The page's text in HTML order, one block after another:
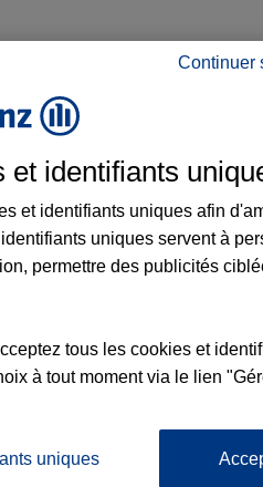
aux alentours :
Continuer
et identifiants
et identifiants uniques afin
uniques servent à
permettre des publicités
tous les cookies et
à tout moment via le lien
uniques